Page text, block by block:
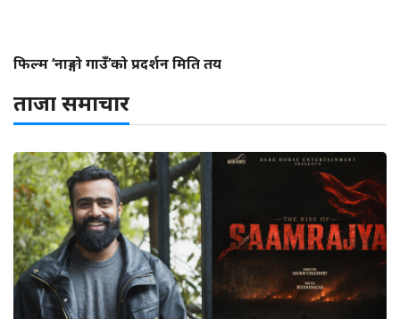
फिल्म ‘नाङ्गो गाउँ’को प्रदर्शन मिति तय
ताजा समाचार